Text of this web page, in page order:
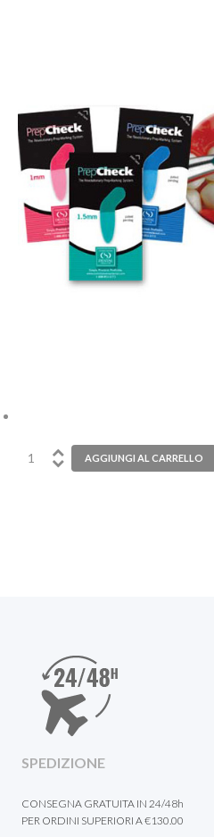
SPEDIZIONE
CONSEGNA GRATUITA IN 24/48h
PER ORDINI SUPERIORI A €130.00